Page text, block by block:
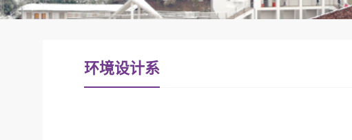
环境设计系